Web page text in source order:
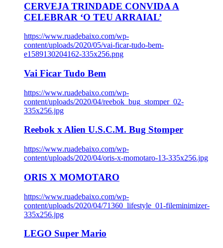
CERVEJA TRINDADE CONVIDA A
CELEBRAR ‘O TEU ARRAIAL’
https://www.ruadebaixo.com/wp-
content/uploads/2020/05/vai-ficar-tudo-bem-
e1589130204162-335x256.png
Vai Ficar Tudo Bem
https://www.ruadebaixo.com/wp-
content/uploads/2020/04/reebok_bug_stomper_02-
335x256.jpg
Reebok x Alien U.S.C.M. Bug Stomper
https://www.ruadebaixo.com/wp-
content/uploads/2020/04/oris-x-momotaro-13-335x256.jpg
ORIS X MOMOTARO
https://www.ruadebaixo.com/wp-
content/uploads/2020/04/71360_lifestyle_01-fileminimizer-
335x256.jpg
LEGO Super Mario